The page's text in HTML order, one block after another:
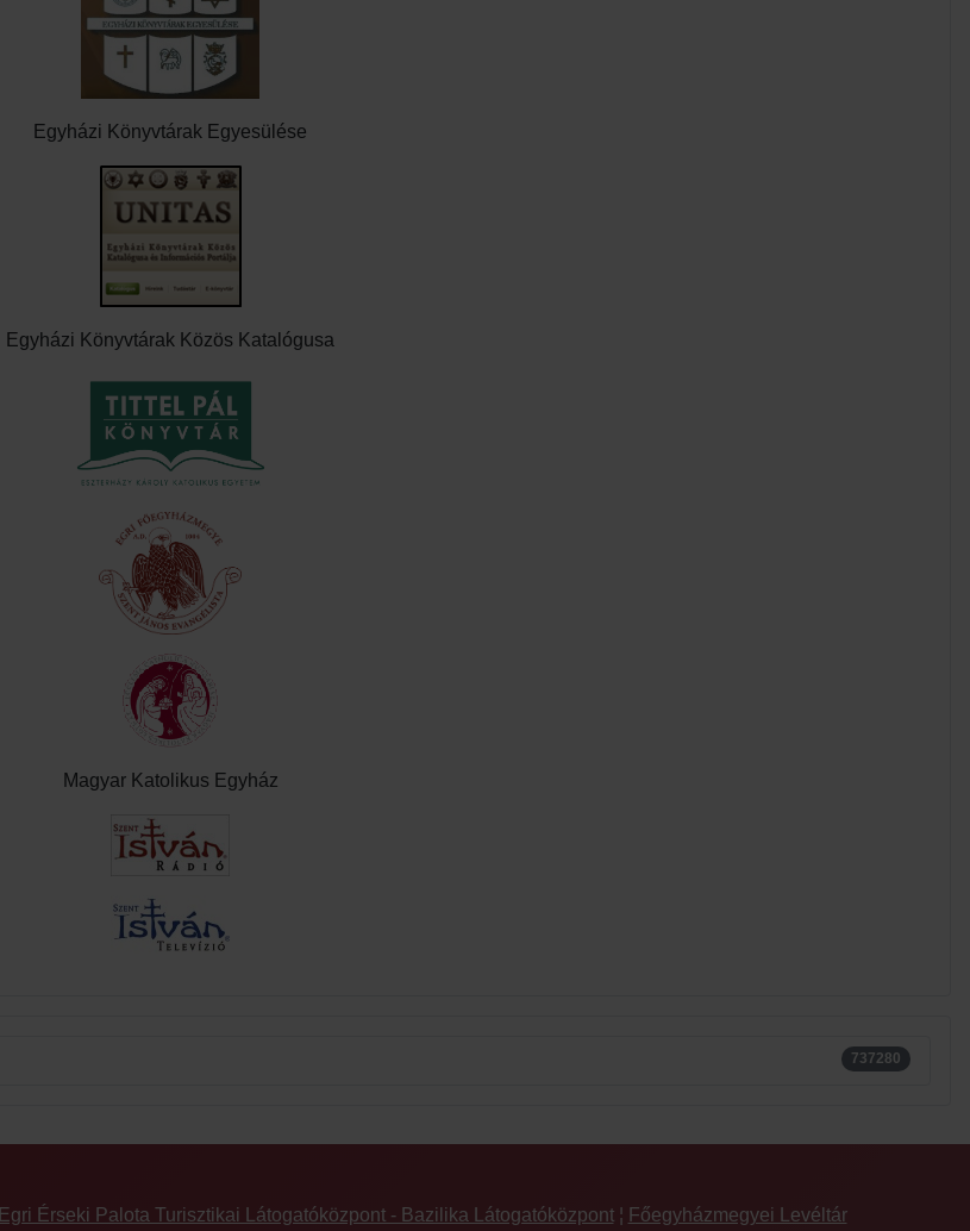
Egyházi Könyvtárak Egyesülése
Egyházi Könyvtárak Közös Katalógusa
Magyar Katolikus Egyház
737280
Egri Érseki Palota Turisztikai Látogatóközpont - Bazilika Látogatóközpont¦ Főegyházmegyei Levéltár